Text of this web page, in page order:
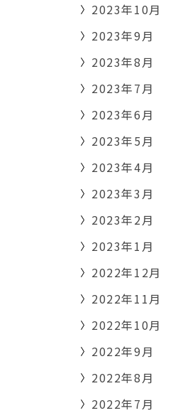
2023年10月
2023年9月
2023年8月
2023年7月
2023年6月
2023年5月
2023年4月
2023年3月
2023年2月
2023年1月
2022年12月
2022年11月
2022年10月
2022年9月
2022年8月
2022年7月